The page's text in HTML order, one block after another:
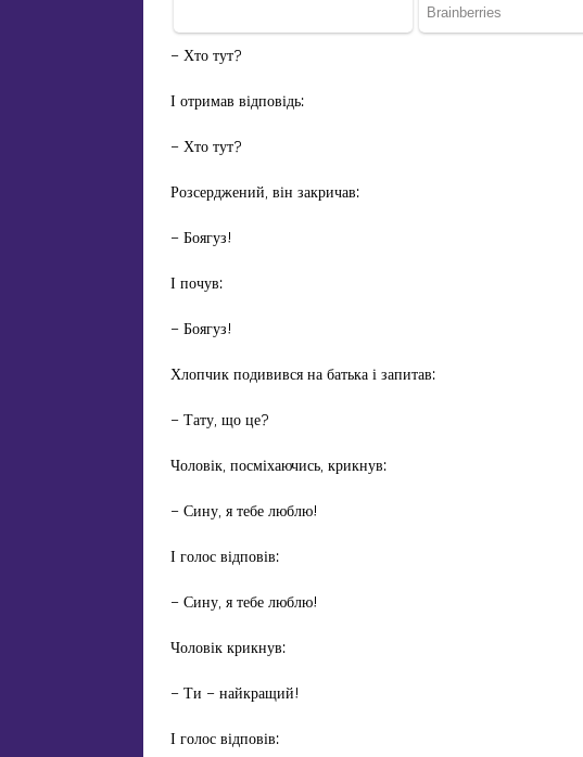
– Хто тут?
І отримав відповідь:
– Хто тут?
Розсерджений, він закричав:
– Боягуз!
І почув:
– Боягуз!
Хлопчик подивився на батька і запитав:
– Тату, що це?
Чоловік, посміхаючись, крикнув:
– Сину, я тебе люблю!
І голос відповів:
– Сину, я тебе люблю!
Чоловік крикнув:
– Ти – найкращий!
І голос відповів: